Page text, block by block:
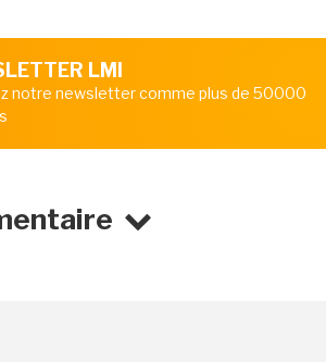
LMI
notre newsletter comme plus de 50000